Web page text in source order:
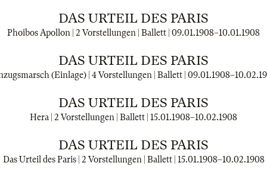
DAS URTEIL DES PARIS
Phoibos Apollon | 2 Vorstellungen | Ballett | 09.01.1908–10.01.1908
DAS URTEIL DES PARIS
(Einlage) | 4 Vorstellungen | Ballett | 09.01.1908–
DAS URTEIL DES PARIS
Hera | 2 Vorstellungen | Ballett | 15.01.1908–10.02.1908
DAS URTEIL DES PARIS
Das Urteil des Paris | 2 Vorstellungen | Ballett | 15.01.1908–10.02.1908